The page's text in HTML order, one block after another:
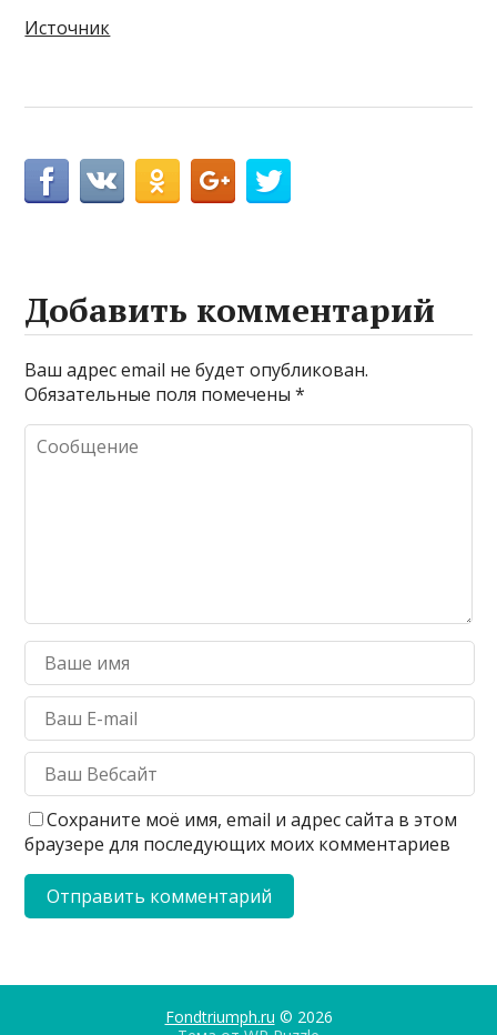
Источник
Добавить комментарий
Ваш адрес email не будет опубликован.
Обязательные поля помечены*
Сохраните моё имя, email и адрес сайта в этом
браузере для последующих моих комментариев
Fondtriumph.ru © 2026